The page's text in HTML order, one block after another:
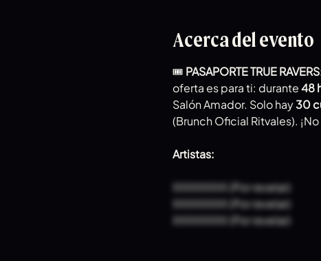
Acerca del evento
🎟️ PASAPORTE TRUE RAVERS
oferta es para ti: durante 48
Salón Amador. Solo hay 30
(Brunch Oficial Ritvales).
Artistas:
XXXXXXXX (Por revelar)
XXXXXXXX (Por revelar)
XXXXXXXX (Por revelar)